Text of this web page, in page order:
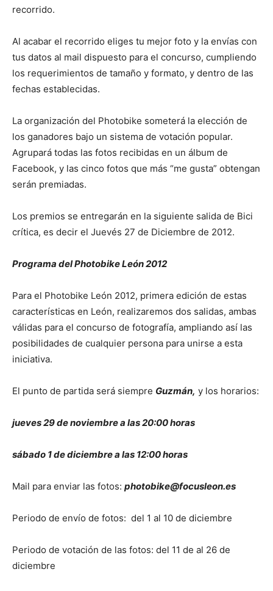
recorrido.
Al acabar el recorrido eliges tu mejor foto y la envías con
tus datos al mail dispuesto para el concurso, cumpliendo
los requerimientos de tamaño y formato, y dentro de las
fechas establecidas.
La organización del Photobike someterá la elección de
los ganadores bajo un sistema de votación popular.
Agrupará todas las fotos recibidas en un álbum de
Facebook, y las cinco fotos que más “me gusta” obtengan
serán premiadas.
Los premios se entregarán en la siguiente salida de Bici
crítica, es decir el Juevés 27 de Diciembre de 2012.
Programa del Photobike León 2012
Para el Photobike León 2012, primera edición de estas
características en León, realizaremos dos salidas, ambas
válidas para el concurso de fotografía, ampliando así las
posibilidades de cualquier persona para unirse a esta
iniciativa.
El punto de partida será siempre Guzmán, y los horarios:
jueves 29 de noviembre a las 20:00 horas
sábado 1 de diciembre a las 12:00 horas
Mail para enviar las fotos: photobike@focusleon.es
Periodo de envío de fotos: del 1 al 10 de diciembre
Periodo de votación de las fotos: del 11 de al 26 de
diciembre